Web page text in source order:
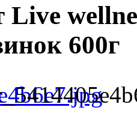
600г